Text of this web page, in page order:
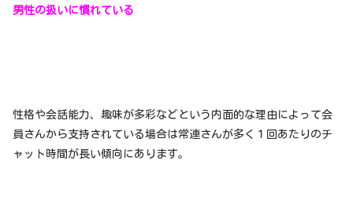
男性の扱いに慣れている
性格や会話能力、趣味が多彩などという内面的な理由によって会
員さんから支持されている場合は常連さんが多く１回あたりのチ
ャット時間が長い傾向にあります。